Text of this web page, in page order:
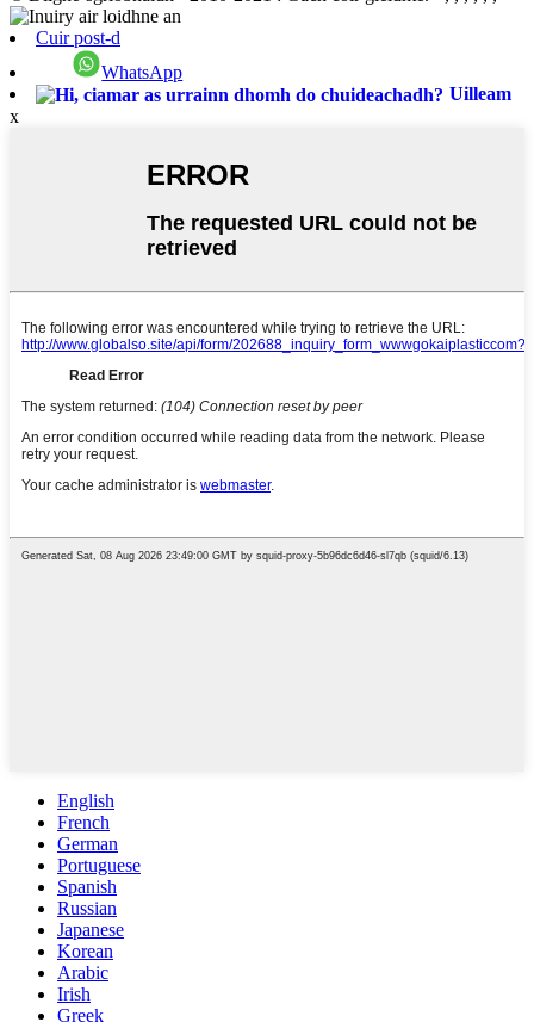
Cuir post-d
WhatsApp
Uilleam
x
English
French
German
Portuguese
Spanish
Russian
Japanese
Korean
Arabic
Irish
Greek